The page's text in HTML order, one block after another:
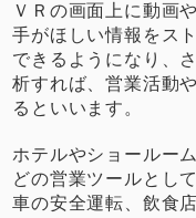
ＶＲの画面上に動画
手がほしい情報をス
できるようになり、
析すれば、営業活動
るといいます。
ホテルやショールー
どの営業ツールとし
車の安全運転、飲食